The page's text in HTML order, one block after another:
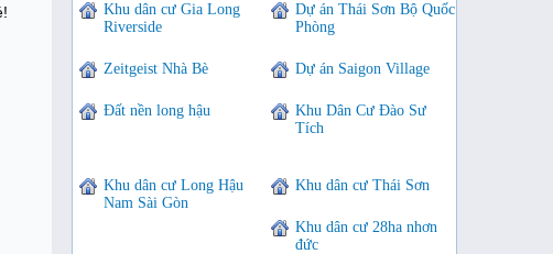
Khu dân cư Gia Long
Riverside
Dự án Thái Sơn Bộ Quốc
Phòng
Zeitgeist Nhà Bè Dự án Saigon Village
Đất nền long hậu
Khu Dân Cư Đào Sư
Tích
Khu dân cư Long Hậu
Nam Sài Gòn
Khu dân cư Thái Sơn
Khu dân cư 28ha nhơn
đức